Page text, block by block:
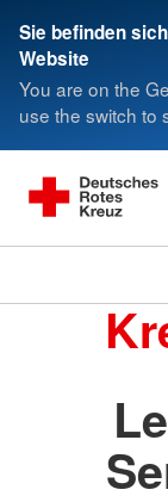
Sie befinden
Website
You are on the
use the switch to